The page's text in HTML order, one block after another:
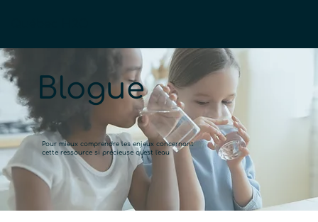
Blogue
Pour mieux comprendre les enjeux concernant
cette ressource si précieuse qu'est l'eau